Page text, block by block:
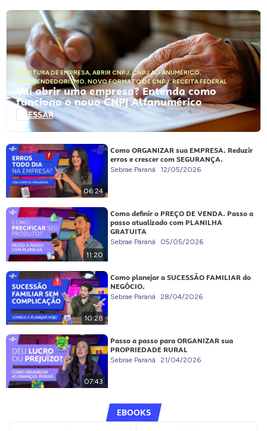
ABERTURA DE EMPRESA, ABRIR CNPJ,CNPJ ALFANUMÉRICO,
EMPREENDEDORISMO, NOVO FORMATO DE CNPJ,RECEITA FEDERAL
Vai abrir uma empresa? Entenda como
funciona o novo CNPJ Alfanumérico
ACESSAR
06:24
Como ORGANIZAR sua EMPRESA. Reduzir
erros e crescer com SEGURANÇA.
Sebrae Paraná 12/05/2026
11:20
Como definir o PREÇO DE VENDA. Passo a
passo atualizado com PLANILHA
GRATUITA
Sebrae Paraná 05/05/2026
10:28
Como planejar a SUCESSÃO FAMILIAR do
NEGÓCIO.
Sebrae Paraná 28/04/2026
07:43
Passo a passo para ORGANIZAR sua
PROPRIEDADE RURAL
Sebrae Paraná 21/04/2026
EBOOKS